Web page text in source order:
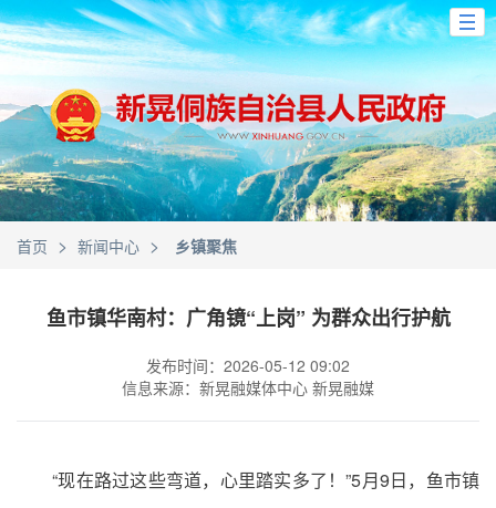
首页 > 新闻中心 > 乡镇聚焦
鱼市镇华南村：广角镜“上岗” 为群众出行护航
发布时间：2026-05-12 09:02
信息来源：新晃融媒体中心 新晃融媒
“现在路过这些弯道，心里踏实多了！”5月9日，鱼市镇